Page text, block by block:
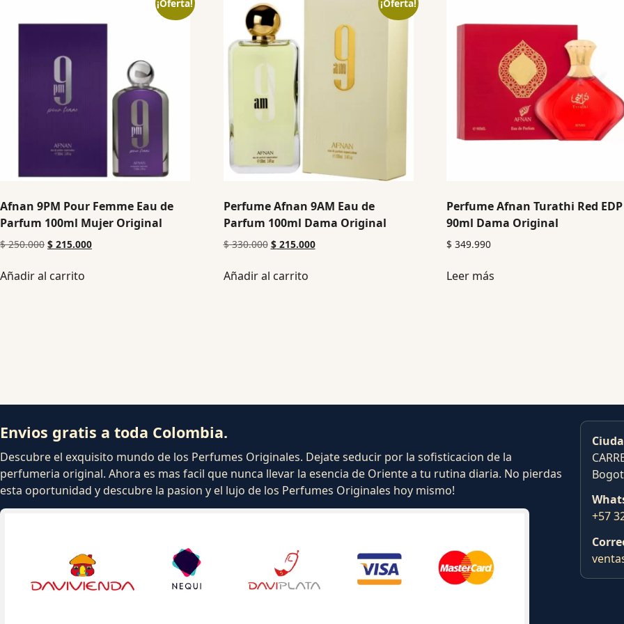
¡Oferta!
Afnan 9PM Pour Femme Eau de
Parfum 100ml Mujer Original
$250.000 $ 215.000
Añadir al carrito
¡Oferta!
Perfume Afnan 9AM Eau de
Parfum 100ml Dama Original
$330.000 $215.000
Añadir al carrito
Perfume Afnan Turathi Red EDP
90ml Dama Original
$ 349.990
Leer más
Envios gratis a toda Colombia.
Descubre el exquisito mundo de los Perfumes Originales. Dejate seducir por la sofisticacion de la
perfumeria original. Ahora es mas facil que nunca llevar la esencia de Oriente a tu rutina diaria. No pierdas
esta oportunidad y descubre la pasion y el lujo de los Perfumes Originales hoy mismo!
+57